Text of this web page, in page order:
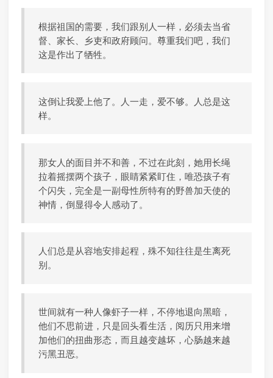
根据祖国的需要，我们跟别人一样，必须去当省
督、家长、乡吏和政府顾问。尊重我们吧，我们
这是作出了牺牲。
这倒让我爱上他了。人一走，爱不够。人总是这
样。
那女人的面目并不和善，不过在此刻，她用长绳
拉着摇摆两个孩子，眼睛紧紧盯住，唯恐孩子有
个闪失，完全是一副母性所特有的野兽加天使的
神情，倒显得令人感动了。
人们总是从容地安排起程，殊不知往往是生离死
别。
世间就有一种人像虾子一样，不停地退向黑暗，
他们不思前进，只是回头看生活，阅历只用来增
加他们的扭曲形态，而且越变越坏，心肠越来越
污黑丑恶。